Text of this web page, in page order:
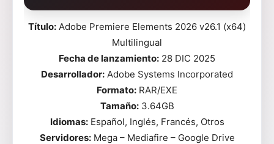
Título: Adobe Premiere Elements 2026 v26.1 (x64)
Multilingual
Fecha de lanzamiento: 28 DIC 2025
Desarrollador: Adobe Systems Incorporated
Formato: RAR/EXE
Tamaño:3.64GB
Idiomas:Español, Inglés, Francés, Otros
Servidores:Mega – Mediafire – Google Drive